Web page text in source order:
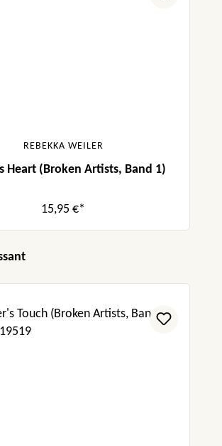
REBEKKA WEILER
Heart (Broken Artists, Band 1)
15,95 €*
überspringen